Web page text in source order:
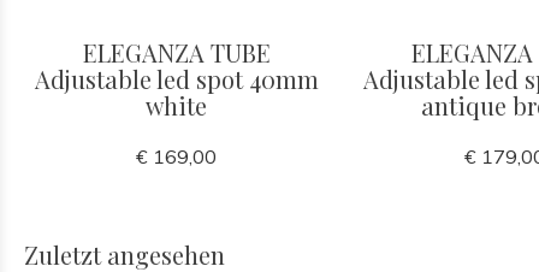
ELEGANZA TUBE
Adjustable led spot 40mm
white
€ 169,00
Adjustable led
antique
€
Zuletzt angesehen